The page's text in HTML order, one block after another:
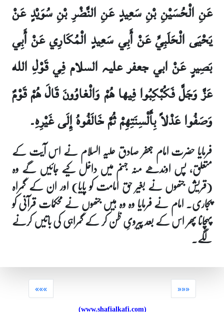
عَنِ الْحُسَيْنِ بْنِ سَعِيدٍ عَنِ النَّضْرِ بْنِ سُوَيْدٍ عَنْ
يَحْيَى الْحَلَبِيِّ عَنْ أَبِي سَعِيدٍ الْمُكَارِي عَنْ أَبِي
بَصِيرٍ عَنْ ابي جعفر علیہ السلام فِي قَوْلِ الله
عَزَّ وَجَلَّ فَكُبْكِبُوا فِيها هُمْ وَالْغاوُونَ قَالَ هُمْ قَوْمٌ
وَصَفُوا عَدْلاً بِأَلْسِنَتِهِمْ ثُمَّ خَالَفُوهُ إِلَى غَيْرِهِ۔
فرمایا حضرت امام جعفر صادق علیہ السلام نے اس آیت کے
متعلق، پس اوندھے منہ جہنم میں داخل کیے جائیں گے وہ
(قریش جنھوں نے بغیر حق امامت کو پایا) اور ان کے گمراہ
پجاری۔ امام نے فرمایا وہ وہ ہیں جنھوں نے محکمات قرآنی کو
پہچانا پھر اس کے بعد پیرویِ ظن کر کے گمراہی کی باتیں کرنے
لگے۔
«««
(www.shafialkafi.com)
»»»